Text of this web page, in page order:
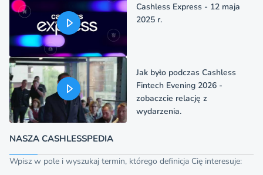
Cashless Express - 12 maja
2025 r.
Jak było podczas Cashless
Fintech Evening 2026 -
zobaczcie relację z
wydarzenia.
NASZA CASHLESSPEDIA
Wpisz w pole i wyszukaj termin, którego definicja Cię interesuje: